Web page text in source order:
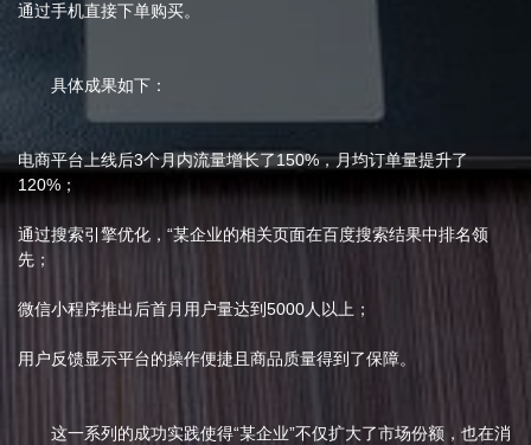
通过手机直接下单购买。
具体成果如下：
电商平台上线后3个月内流量增长了150%，月均订单量提升了
120%；
通过搜索引擎优化，“某企业的相关页面在百度搜索结果中排名领
先；
微信小程序推出后首月用户量达到5000人以上；
用户反馈显示平台的操作便捷且商品质量得到了保障。
这一系列的成功实践使得“某企业”不仅扩大了市场份额，也在消